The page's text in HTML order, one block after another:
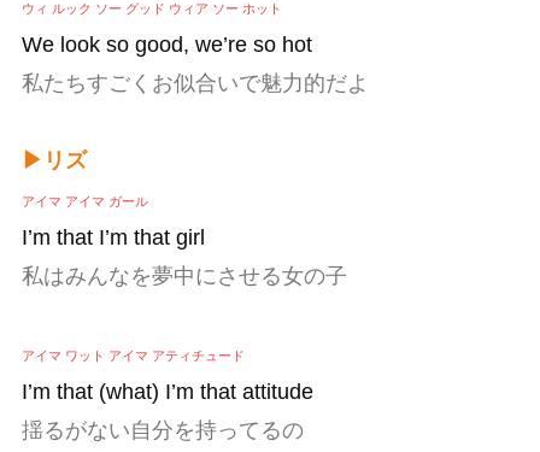
ウィ ルック ソー グッド ウィア ソー ホット
We look so good, we’re so hot
私たちすごくお似合いで魅力的だよ
▶リズ
アイマ アイマ ガール
I’m that I’m that girl
私はみんなを夢中にさせる女の子
アイマ ワット アイマ アティチュード
I’m that (what) I’m that attitude
揺るがない自分を持ってるの